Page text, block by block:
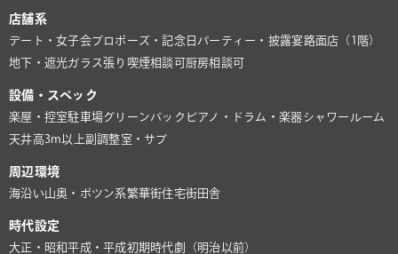
店舗系
デート・女子会プロポーズ・記念日 パーティー・披露宴路面店（1階）
地下・遮光ガラス張り 喫煙相談可厨房相談可
設備・スペック
楽屋・控室駐車場グリーンバック ピアノ・ドラム・楽器シャワールーム
天井高3m以上副調整室・サブ
周辺環境
海沿い山奥・ポツン系繁華街住宅街田舎
時代設定
大正・昭和平成・平成初期時代劇（明治以前）